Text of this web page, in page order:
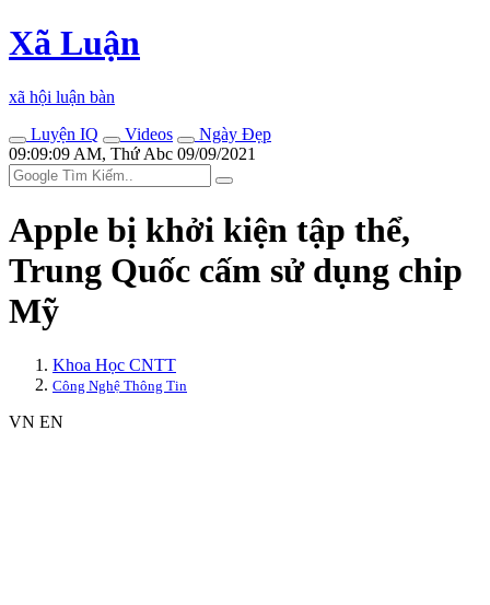
Xã Luận
xã hội luận bàn
Luyện IQ
Videos
Ngày Đẹp
09:09:09 AM, Thứ Abc 09/09/2021
Apple bị khởi kiện tập thể,
Trung Quốc cấm sử dụng chip
Mỹ
Khoa Học CNTT
Công Nghệ Thông Tin
VN EN